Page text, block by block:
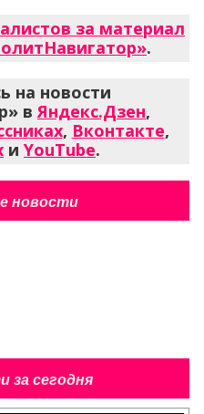
за материал
.
на новости
в Яндекс.Дзен,
, Вконтакте,
и YouTube.
новости
за сегодня